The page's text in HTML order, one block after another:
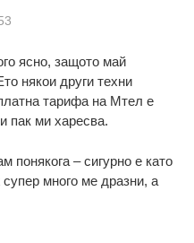
ясно, защото май
някои други техни
тарифа на Мтел е
пак ми харесва.
понякога – сигурно е като
много ме дразни, а